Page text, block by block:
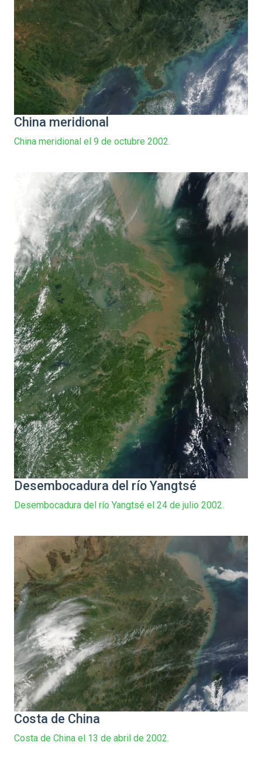
China meridional
China meridional el 9 de octubre 2002.
Desembocadura del río Yangtsé
Desembocadura del río Yangtsé el 24 de julio 2002.
Costa de China
Costa de China el 13 de abril de 2002.